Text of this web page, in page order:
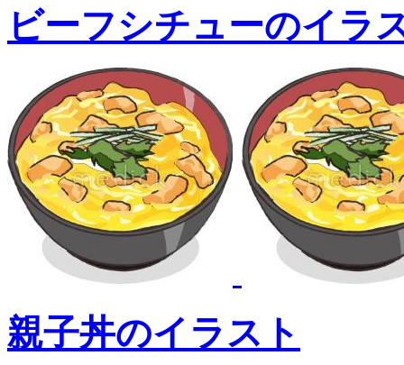
ビーフシチューのイラ
親子丼のイラスト